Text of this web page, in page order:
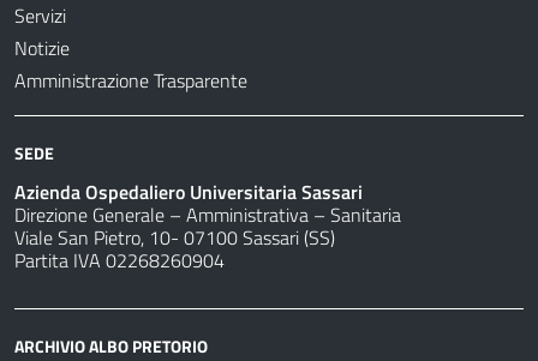
Servizi
Notizie
Amministrazione Trasparente
SEDE
Azienda Ospedaliero Universitaria Sassari
Direzione Generale – Amministrativa – Sanitaria
Viale San Pietro, 10- 07100 Sassari (SS)
Partita IVA 02268260904
ARCHIVIO ALBO PRETORIO